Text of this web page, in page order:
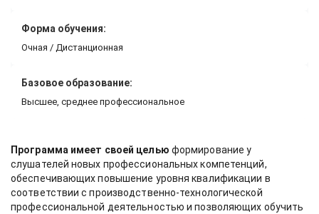
Форма обучения:
Очная / Дистанционная
Базовое образование:
Высшее, среднее профессиональное
Программа имеет своей целью формирование у
слушателей новых профессиональных компетенций,
обеспечивающих повышение уровня квалификации в
соответствии с производственно-технологической
профессиональной деятельностью и позволяющих обучить